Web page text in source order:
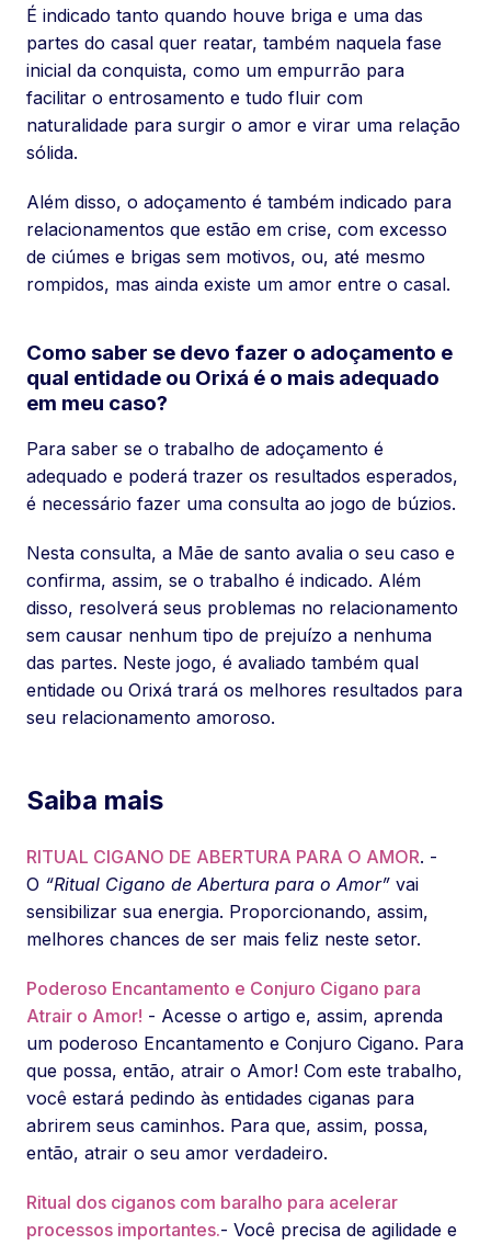
É indicado tanto quando houve briga e uma das
partes do casal quer reatar, também naquela fase
inicial da conquista, como um empurrão para
facilitar o entrosamento e tudo fluir com
naturalidade para surgir o amor e virar uma relação
sólida.
Além disso, o adoçamento é também indicado para
relacionamentos que estão em crise, com excesso
de ciúmes e brigas sem motivos, ou, até mesmo
rompidos, mas ainda existe um amor entre o casal.
Como saber se devo fazer o adoçamento e
qual entidade ou Orixá é o mais adequado
em meu caso?
Para saber se o trabalho de adoçamento é
adequado e poderá trazer os resultados esperados,
é necessário fazer uma consulta ao jogo de búzios.
Nesta consulta, a Mãe de santo avalia o seu caso e
confirma, assim, se o trabalho é indicado. Além
disso, resolverá seus problemas no relacionamento
sem causar nenhum tipo de prejuízo a nenhuma
das partes. Neste jogo, é avaliado também qual
entidade ou Orixá trará os melhores resultados para
seu relacionamento amoroso.
Saiba mais
RITUAL CIGANO DE ABERTURA PARA O AMOR. -
O “Ritual Cigano de Abertura para o Amor” vai
sensibilizar sua energia. Proporcionando, assim,
melhores chances de ser mais feliz neste setor.
Poderoso Encantamento e Conjuro Cigano para
Atrair o Amor! - Acesse o artigo e, assim, aprenda
um poderoso Encantamento e Conjuro Cigano. Para
que possa, então, atrair o Amor! Com este trabalho,
você estará pedindo às entidades ciganas para
abrirem seus caminhos. Para que, assim, possa,
então, atrair o seu amor verdadeiro.
Ritual dos ciganos com baralho para acelerar
processos importantes.- Você precisa de agilidade e